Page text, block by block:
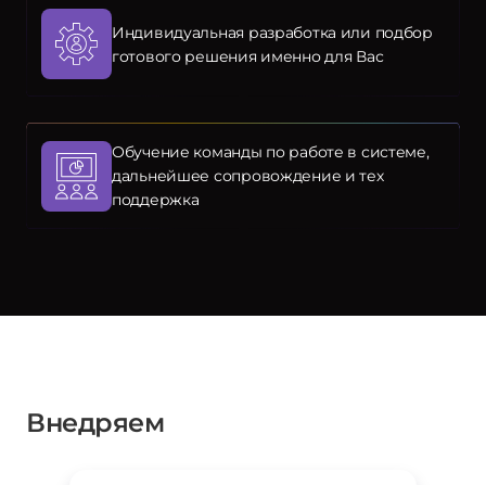
Индивидуальная разработка или подбор
готового решения именно для Вас
Обучение команды по работе в системе,
дальнейшее сопровождение и тех
поддержка
Внедряем